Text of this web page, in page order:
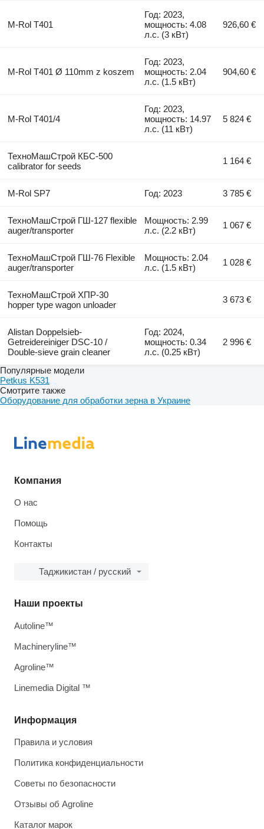
M-Rol T401
Год: 2023,
мощность: 4.08
л.с. (3 кВт)
926,60 €
M-Rol T401 Ø 110mm z koszem
Год: 2023,
мощность: 2.04
л.с. (1.5 кВт)
904,60 €
M-Rol T401/4
Год: 2023,
мощность: 14.97
л.с. (11 кВт)
5 824 €
ТехноМашСтрой КБС-500
calibrator for seeds
1 164 €
M-Rol SP7 Год: 2023 3 785 €
ТехноМашСтрой ГШ-127 flexible
auger/transporter
Мощность: 2.99
л.с. (2.2 кВт)
1 067 €
ТехноМашСтрой ГШ-76 Flexible
auger/transporter
Мощность: 2.04
л.с. (1.5 кВт)
1 028 €
ТехноМашСтрой ХПР-30
hopper type wagon unloader
3 673 €
Alistan Doppelsieb-
Getreidereiniger DSC-10 /
Double-sieve grain cleaner
Год: 2024,
мощность: 0.34
л.с. (0.25 кВт)
2 996 €
Популярные модели
Petkus K531
Смотрите также
Оборудование для обработки зерна в Украине
Компания
О нас
Помощь
Контакты
Таджикистан / русский
Информация
Правила и условия
Политика конфиденциальности
Советы по безопасности
Отзывы об Agroline
Каталог марок
Наши проекты
Autoline™
Machineryline™
Agroline™
Linemedia Digital ™